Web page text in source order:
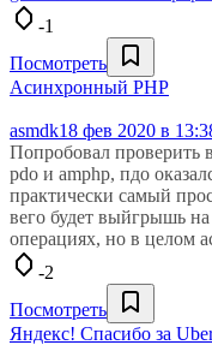
-1
Посмотреть
Aсинхронный PHP
asmdk18 фев 2020 в
Попробовал проверить
pdo и amphp, пдо
практически самый
вего будет выйгрышь
операциях, но в целом
-2
Посмотреть
Яндекс! Спасибо за